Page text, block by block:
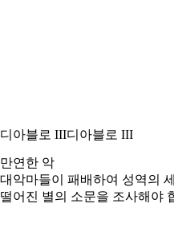
디아블로 III디아블로 III
만연한 악
대악마들이 패배하여 성역의
떨어진 별의 소문을 조사해야